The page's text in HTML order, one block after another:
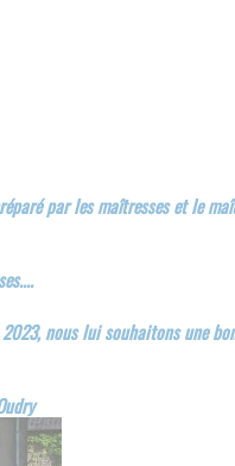
par les maîtresses et le
nous lui souhaitons une